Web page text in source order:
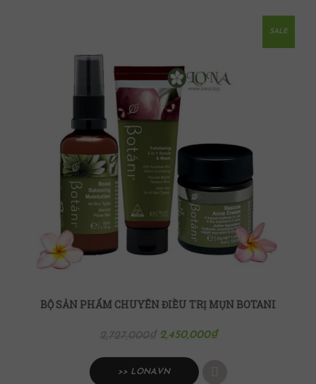
SALE
BỘ SẢN PHẨM CHUYÊN ĐIỀU TRỊ MỤN BOTANI
2,450,000₫
>> LONA.VN